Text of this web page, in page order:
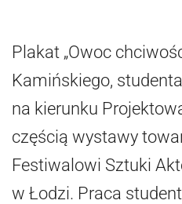
Plakat „Owoc
Kamińskiego,
na kierunku
częścią wystawy
Festiwalowi Sztuki
w Łodzi. Praca